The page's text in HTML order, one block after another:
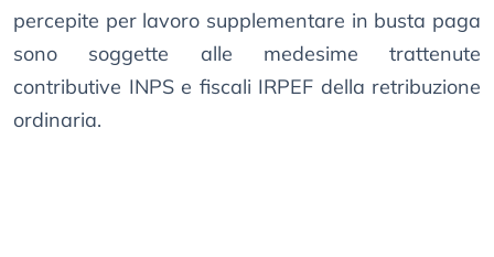
percepite per lavoro supplementare in busta paga
sono soggette alle medesime trattenute
contributive INPS e fiscali IRPEF della retribuzione
ordinaria.